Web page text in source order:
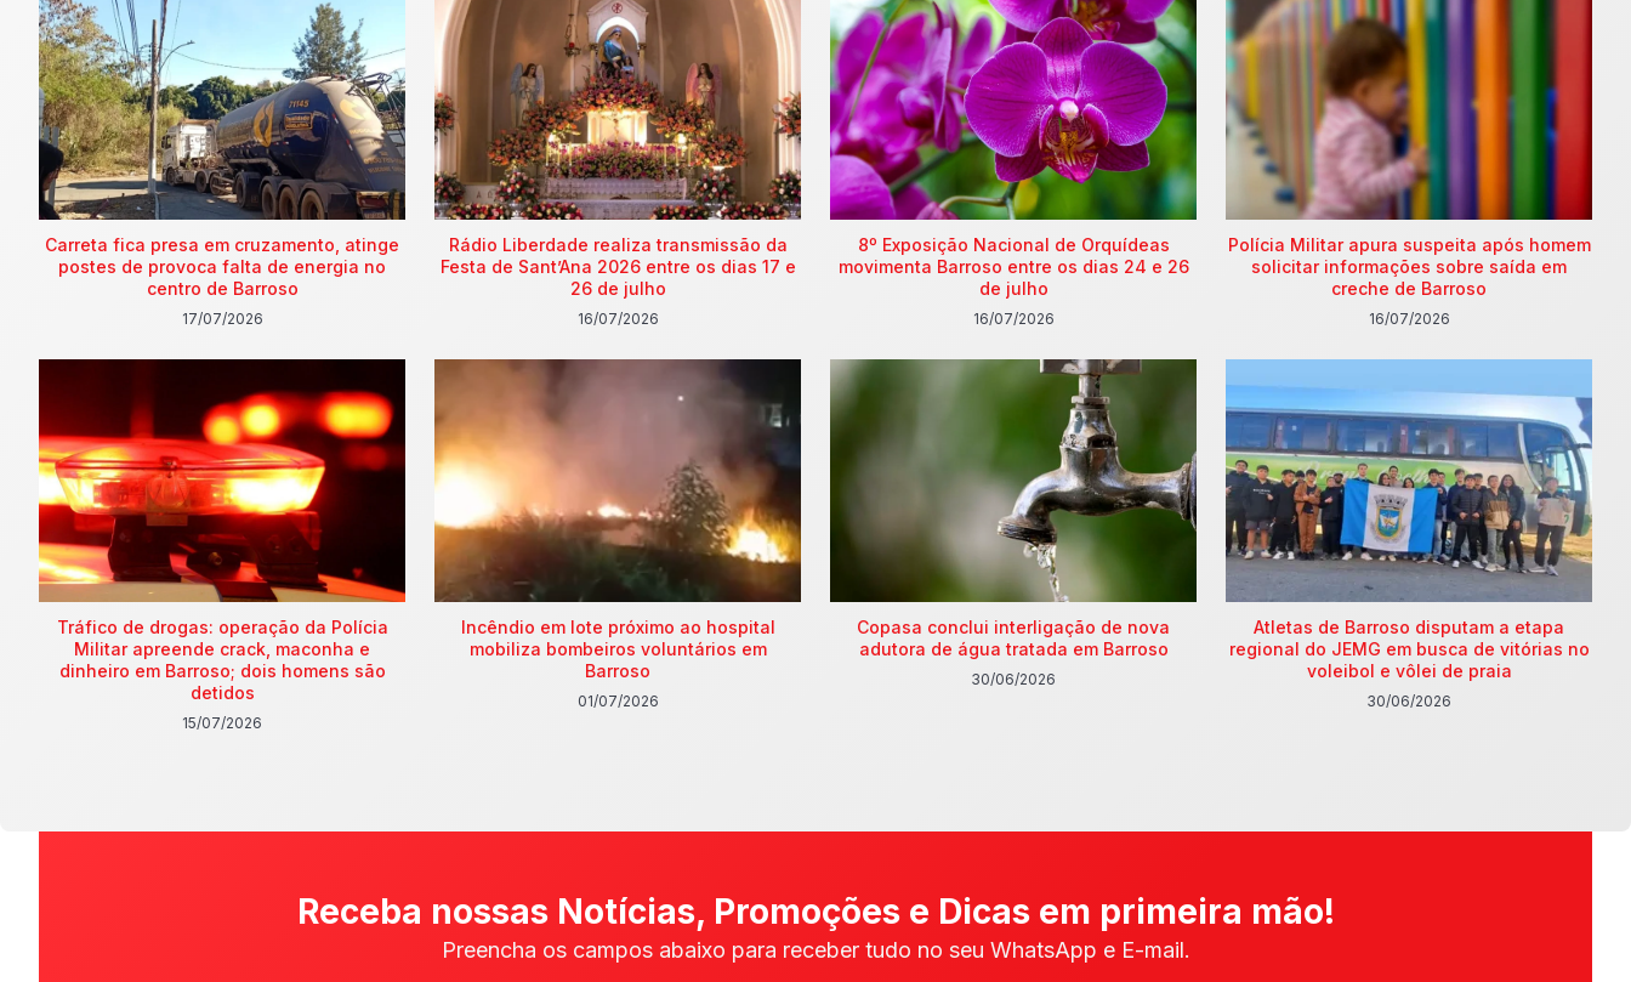
Carreta fica presa em cruzamento, atinge
postes de provoca falta de energia no
centro de Barroso
17/07/2026
Rádio Liberdade realiza transmissão da
Festa de Sant’Ana 2026 entre os dias 17 e
26 de julho
16/07/2026
8º Exposição Nacional de Orquídeas
movimenta Barroso entre os dias 24 e 26
de julho
16/07/2026
Polícia Militar apura suspeita após homem
solicitar informações sobre saída em
creche de Barroso
16/07/2026
Tráfico de drogas: operação da Polícia
Militar apreende crack, maconha e
dinheiro em Barroso; dois homens são
detidos
15/07/2026
Incêndio em lote próximo ao hospital
mobiliza bombeiros voluntários em
Barroso
01/07/2026
Copasa conclui interligação de nova
adutora de água tratada em Barroso
30/06/2026
Atletas de Barroso disputam a etapa
regional do JEMG em busca de vitórias no
voleibol e vôlei de praia
30/06/2026
Receba nossas Notícias, Promoções e Dicas em primeira mão!
Preencha os campos abaixo para receber tudo no seu WhatsApp e E-mail.